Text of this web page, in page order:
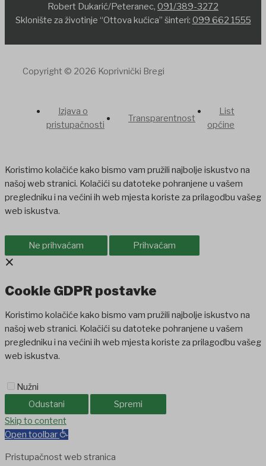
Robert Dukarić/Peteranec, 091/389-3272
Sklonište za životinje “Ottova kućica” šinteri: 099 662 1555
Copyright © 2026 Koprivnički Bregi
Izjava o
pristupačnosti
Transparentnost
List
općine
Koristimo kolačiće kako bismo vam pružili najbolje iskustvo na
našoj web stranici. Kolačići su datoteke pohranjene u vašem
pregledniku i na većini ih web mjesta koriste za prilagodbu vašeg
web iskustva.
Ne prihvaćam Prihvaćam
×
Cookie GDPR postavke
Koristimo kolačiće kako bismo vam pružili najbolje iskustvo na
našoj web stranici. Kolačići su datoteke pohranjene u vašem
pregledniku i na većini ih web mjesta koriste za prilagodbu vašeg
web iskustva.
Nužni
Odustani
Spremi
Skip to content
Open toolbar
Pristupačnost web stranica